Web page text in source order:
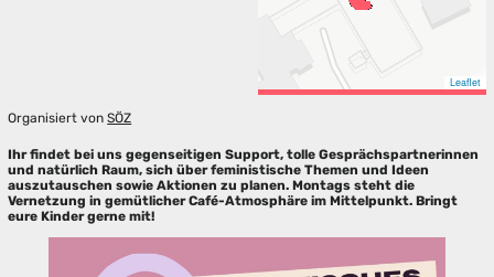
Leaflet
Organisiert vonSÖZ
Ihr findet bei uns gegenseitigen Support, tolle Gesprächspartnerinnen
und natürlich Raum, sich über feministische Themen und Ideen
auszutauschen sowie Aktionen zu planen. Montags steht die
Vernetzung in gemütlicher Café-Atmosphäre im Mittelpunkt. Bringt
eure Kinder gerne mit!